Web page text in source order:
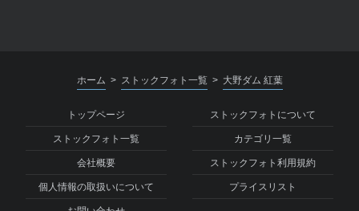
ホーム > ストックフォト一覧 > 大野ダム 紅葉
トップページ ストックフォトについて
ストックフォト一覧 カテゴリ一覧
会社概要 ストックフォト利用規約
個人情報の取扱いについて プライスリスト